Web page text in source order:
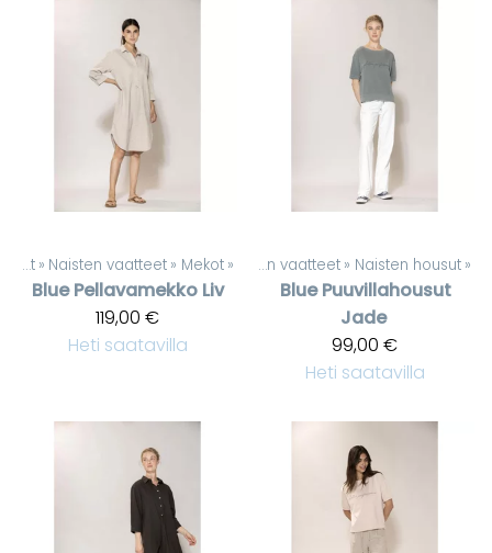
Tuotteet ‪» Naisten vaatteet ‪» Mekot ‪»
Blue Pellavamekko Liv
119,00 €
Heti saatavilla
Tuotteet‪» Naisten vaatteet ‪» Naisten housut ‪»
Blue Puuvillahousut
Jade
99,00 €
Heti saatavilla